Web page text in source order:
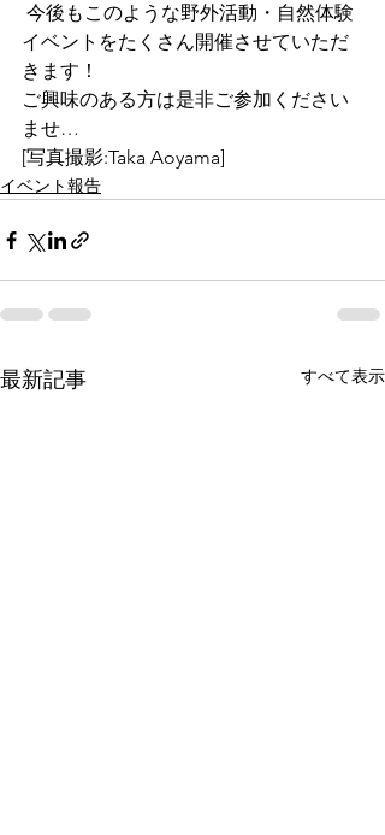
イベントをたくさん開催させていただ
きます！
ご興味のある方は是非ご参加ください
ませ…
[写真撮影:Taka Aoyama]
イベント報告
最新記事 すべて表示